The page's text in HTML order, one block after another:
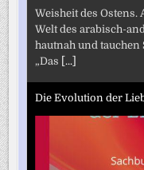
Weisheit des Ostens.
Welt des arabisch-
hautnah und tauchen
„Das [...]
Die Evolution der